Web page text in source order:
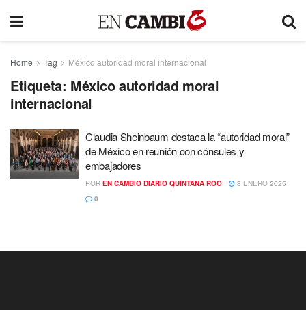
Home Tag México autoridad moral internacional
Etiqueta: México autoridad moral
internacional
Claudia Sheinbaum destaca la “autoridad moral”
de México en reunión con cónsules y
embajadores
POR EN CAMBIO DIARIO QUINTANA ROO
8 ENERO 2025
0